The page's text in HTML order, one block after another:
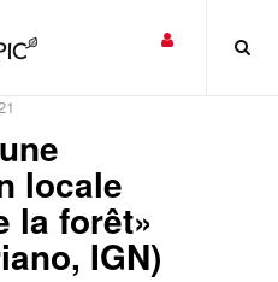
locale
la forêt»
IGN)